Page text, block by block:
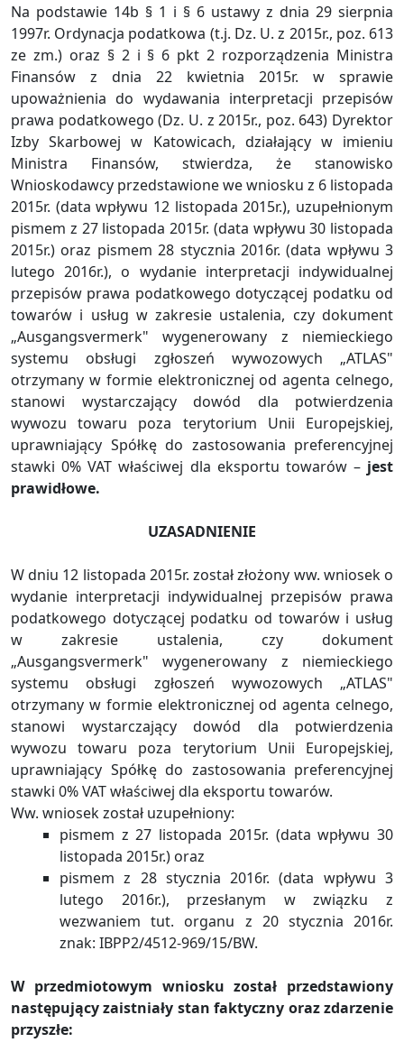
Na podstawie 14b § 1 i § 6 ustawy z dnia 29 sierpnia
1997r. Ordynacja podatkowa (t.j. Dz. U. z 2015r., poz. 613
ze zm.) oraz § 2 i § 6 pkt 2 rozporządzenia Ministra
Finansów z dnia 22 kwietnia 2015r. w sprawie
upoważnienia do wydawania interpretacji przepisów
prawa podatkowego (Dz. U. z 2015r., poz. 643) Dyrektor
Izby Skarbowej w Katowicach, działający w imieniu
Ministra Finansów, stwierdza, że stanowisko
Wnioskodawcy przedstawione we wniosku z 6 listopada
2015r. (data wpływu 12 listopada 2015r.), uzupełnionym
pismem z 27 listopada 2015r. (data wpływu 30 listopada
2015r.) oraz pismem 28 stycznia 2016r. (data wpływu 3
lutego 2016r.), o wydanie interpretacji indywidualnej
przepisów prawa podatkowego dotyczącej podatku od
towarów i usług w zakresie ustalenia, czy dokument
„Ausgangsvermerk" wygenerowany z niemieckiego
systemu obsługi zgłoszeń wywozowych „ATLAS"
otrzymany w formie elektronicznej od agenta celnego,
stanowi wystarczający dowód dla potwierdzenia
wywozu towaru poza terytorium Unii Europejskiej,
uprawniający Spółkę do zastosowania preferencyjnej
stawki 0% VAT właściwej dla eksportu towarów – jest
prawidłowe.
UZASADNIENIE
W dniu 12 listopada 2015r. został złożony ww. wniosek o
wydanie interpretacji indywidualnej przepisów prawa
podatkowego dotyczącej podatku od towarów i usług
w zakresie ustalenia, czy dokument
„Ausgangsvermerk" wygenerowany z niemieckiego
systemu obsługi zgłoszeń wywozowych „ATLAS"
otrzymany w formie elektronicznej od agenta celnego,
stanowi wystarczający dowód dla potwierdzenia
wywozu towaru poza terytorium Unii Europejskiej,
uprawniający Spółkę do zastosowania preferencyjnej
stawki 0% VAT właściwej dla eksportu towarów.
Ww. wniosek został uzupełniony:
pismem z 27 listopada 2015r. (data wpływu 30
listopada 2015r.) oraz
pismem z 28 stycznia 2016r. (data wpływu 3
lutego 2016r.), przesłanym w związku z
wezwaniem tut. organu z 20 stycznia 2016r.
znak: IBPP2/4512-969/15/BW.
W przedmiotowym wniosku został przedstawiony
następujący zaistniały stan faktyczny oraz zdarzenie
przyszłe: